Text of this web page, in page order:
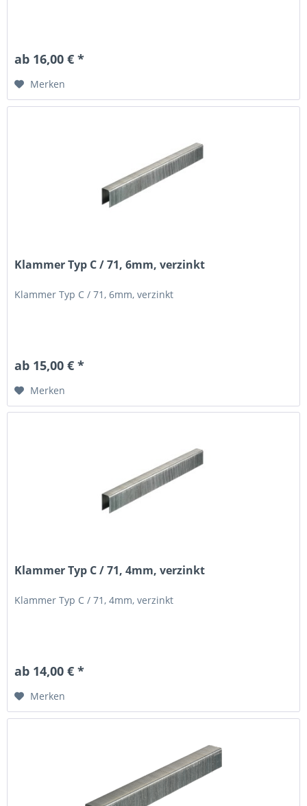
ab 16,00 € *
Merken
Klammer Typ C / 71, 6mm, verzinkt
Klammer Typ C / 71, 6mm, verzinkt
ab 15,00 € *
Merken
Klammer Typ C / 71, 4mm, verzinkt
Klammer Typ C / 71, 4mm, verzinkt
ab 14,00 € *
Merken